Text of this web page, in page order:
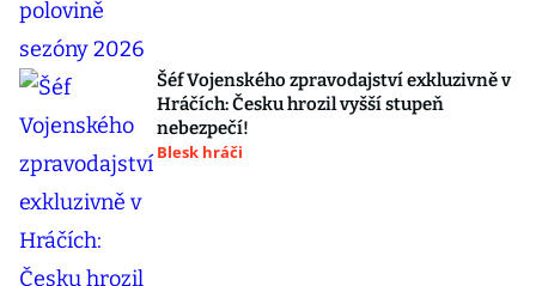
Šéf Vojenského zpravodajství exkluzivně v
Hráčích: Česku hrozil vyšší stupeň
nebezpečí!
Blesk hráči